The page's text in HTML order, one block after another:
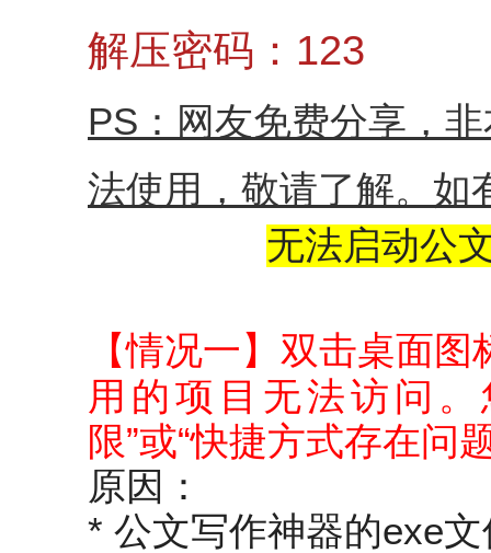
解压密码：123
PS：网友免费分享，
法使用，敬请了解。如
无法启动公
【情况一】 双击桌面图
用的项目无法访问
限”或“快捷方式存在问
原因：
* 公文写作神器的exe
长才靡入用，大厦失巨楹